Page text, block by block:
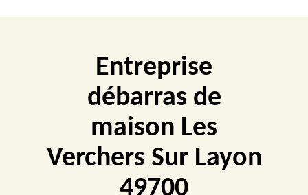
Entreprise
débarras de
maison Les
Verchers Sur Layon
49700